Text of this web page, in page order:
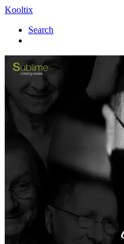
Kooltix
Search